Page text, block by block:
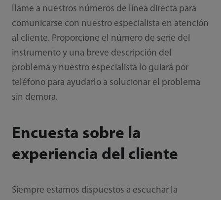
llame a nuestros números de línea directa para
comunicarse con nuestro especialista en atención
al cliente. Proporcione el número de serie del
instrumento y una breve descripción del
problema y nuestro especialista lo guiará por
teléfono para ayudarlo a solucionar el problema
sin demora.
Encuesta sobre la
experiencia del cliente
Siempre estamos dispuestos a escuchar la